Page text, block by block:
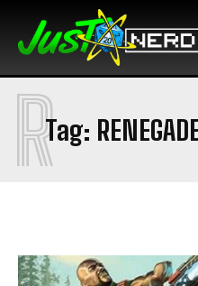
Tag:
R